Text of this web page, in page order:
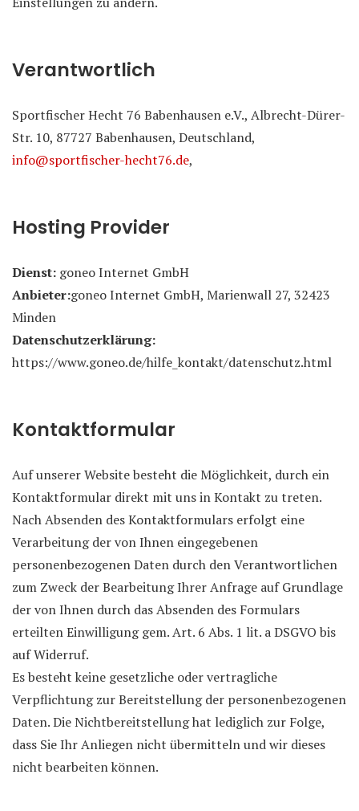
Verantwortlich
Sportfischer Hecht 76 Babenhausen e.V., Albrecht-Dürer-
Str. 10, 87727 Babenhausen, Deutschland,
info@sportfischer-hecht76.de,
Hosting Provider
Dienst: goneo Internet GmbH
Anbieter:goneo Internet GmbH, Marienwall 27, 32423
Minden
Datenschutzerklärung:
https://www.goneo.de/hilfe_kontakt/datenschutz.html
Kontaktformular
Auf unserer Website besteht die Möglichkeit, durch ein
Kontaktformular direkt mit uns in Kontakt zu treten.
Nach Absenden des Kontaktformulars erfolgt eine
Verarbeitung der von Ihnen eingegebenen
personenbezogenen Daten durch den Verantwortlichen
zum Zweck der Bearbeitung Ihrer Anfrage auf Grundlage
der von Ihnen durch das Absenden des Formulars
erteilten Einwilligung gem. Art. 6 Abs. 1 lit. a DSGVO bis
auf Widerruf.
Es besteht keine gesetzliche oder vertragliche
Verpflichtung zur Bereitstellung der personenbezogenen
Daten. Die Nichtbereitstellung hat lediglich zur Folge,
dass Sie Ihr Anliegen nicht übermitteln und wir dieses
nicht bearbeiten können.